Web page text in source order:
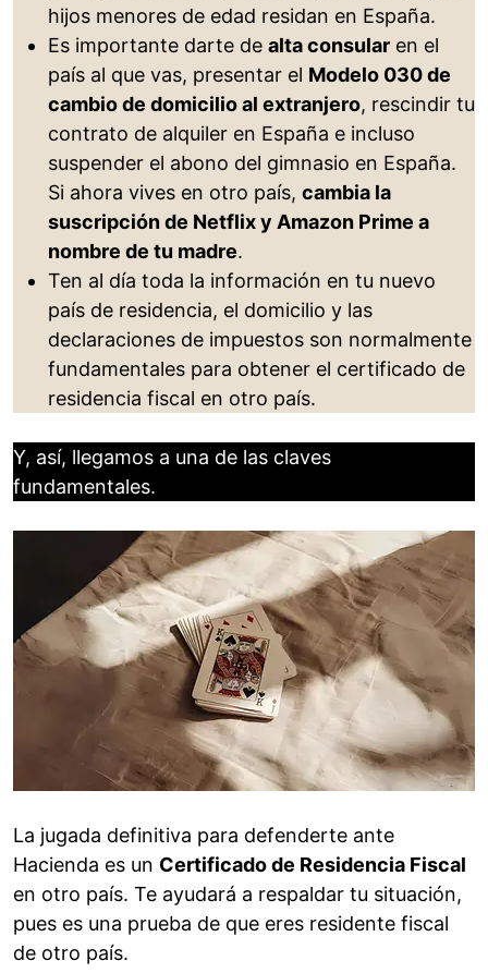
hijos menores de edad residan en España.
Es importante darte de alta consular en el
país al que vas, presentar el Modelo 030 de
cambio de domicilio al extranjero, rescindir tu
contrato de alquiler en España e incluso
suspender el abono del gimnasio en España.
Si ahora vives en otro país, cambia la
suscripción de Netflix y Amazon Prime a
nombre de tu madre.
Ten al día toda la información en tu nuevo
país de residencia, el domicilio y las
declaraciones de impuestos son normalmente
fundamentales para obtener el certificado de
residencia fiscal en otro país.
Y, así, llegamos a una de las claves
fundamentales.
La jugada definitiva para defenderte ante
Hacienda es un Certificado de Residencia Fiscal
en otro país. Te ayudará a respaldar tu situación,
pues es una prueba de que eres residente fiscal
de otro país.